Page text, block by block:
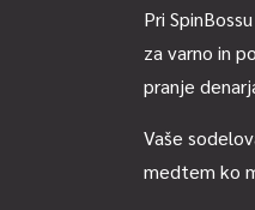
Pri
za varno in
pranje
Vaše
medtem ko